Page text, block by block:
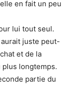
en fait un peu
lui tout seul.
aurait juste peut-
et de la
longtemps.
partie du